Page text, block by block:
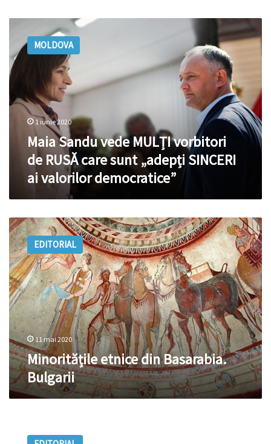
Sandu
vede
MULȚI
vorbitori
RUSĂ
care
„adepți
SINCERI
valorilor
MOLDOVA
1 iunie 2020
Maia Sandu vede MULȚI vorbitori
de RUSĂ care sunt „adepți SINCERI
ai valorilor democratice”
Minoritățile
etnice
din
Basarabia.
Bulgarii
EDITORIAL
11 mai 2020
Minoritățile etnice din Basarabia.
Bulgarii
etnice